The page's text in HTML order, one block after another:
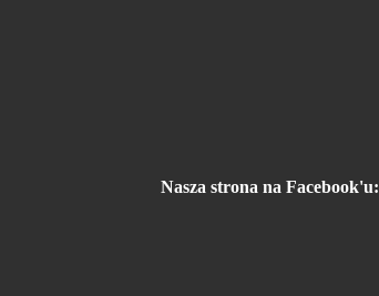
Nasza strona na Facebook'u: